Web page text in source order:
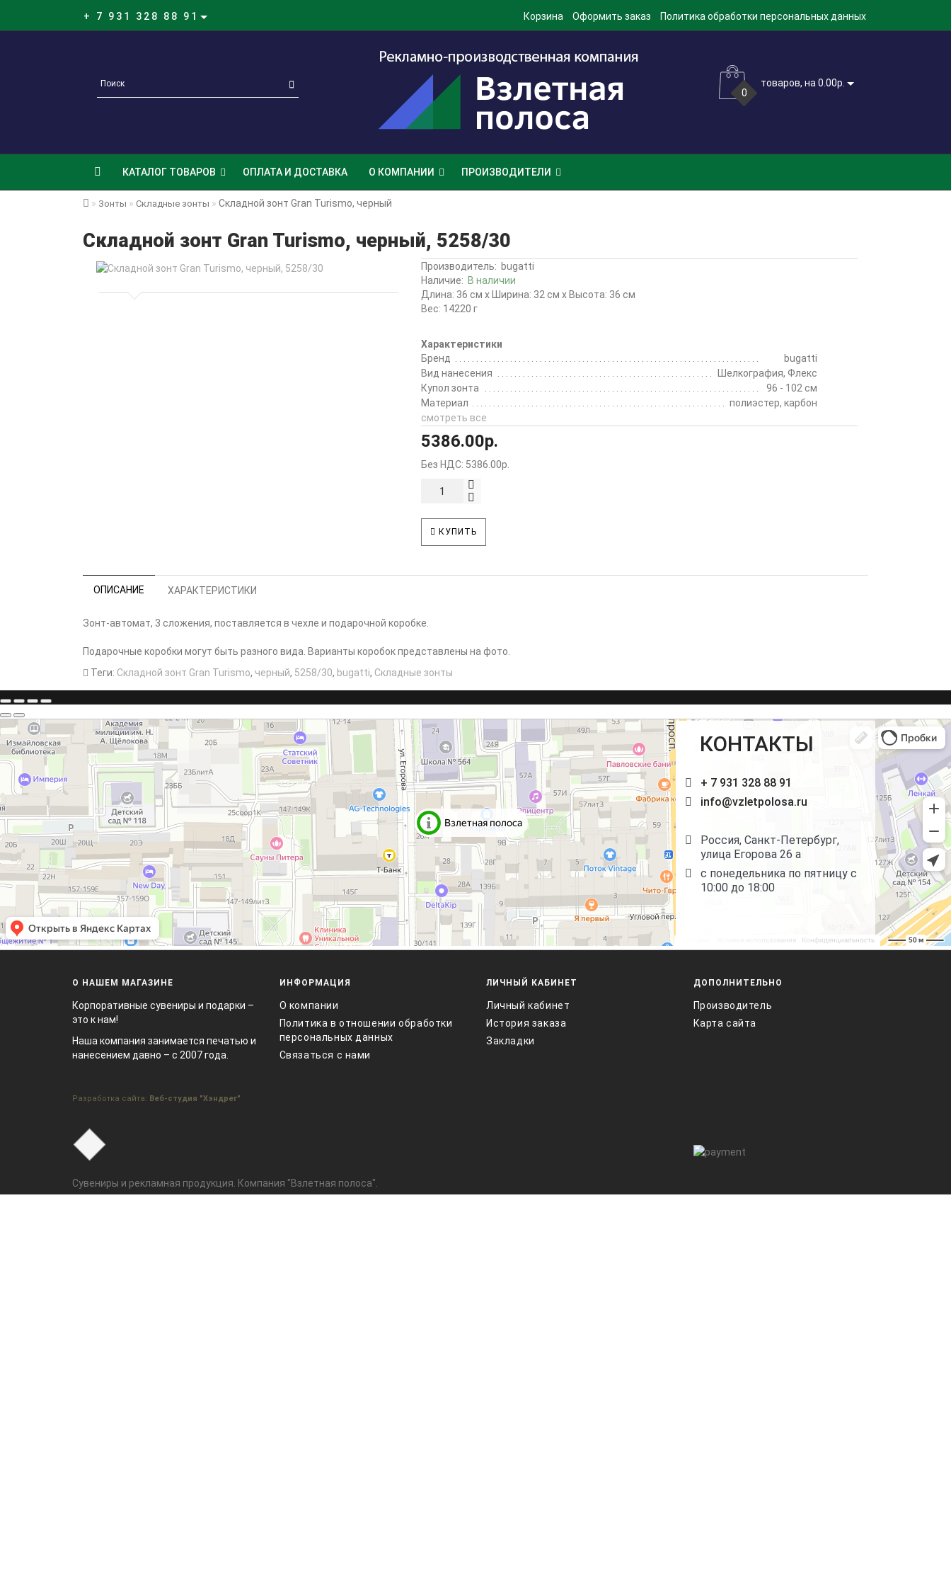
+ 7 931 328 88 91 Корзина Оформить заказ Политика обработки персональных данных
0
товаров, на 0.00р.
КАТАЛОГ ТОВАРОВ ОПЛАТА И ДОСТАВКА О КОМПАНИИ ПРОИЗВОДИТЕЛИ
Зонты Складные зонты Складной зонт Gran Turismo, черный
Складной зонт Gran Turismo, черный, 5258/30
Производитель: bugatti
Наличие: В наличии
Длина: 36 см x Ширина: 32 см x Высота: 36 см
Вес: 14220 г
Характеристики
Бренд
bugatti
Вид нанесения
Шелкография, Флекс
Купол зонта
96 - 102 см
Материал
полиэстер, карбон
смотреть все
5386.00р.
Без НДС: 5386.00р.
КУПИТЬ
ОПИСАНИЕ ХАРАКТЕРИСТИКИ
Зонт-автомат, 3 сложения, поставляется в чехле и подарочной коробке.
Подарочные коробки могут быть разного вида. Варианты коробок представлены на фото.
Теги: Складной зонт Gran Turismo, черный, 5258/30, bugatti, Складные зонты
КОНТАКТЫ
+ 7 931 328 88 91
info@vzletpolosa.ru
Россия, Санкт-Петербург,
улица Егорова 26 а
с понедельника по пятницу с
10:00 до 18:00
О НАШЕМ МАГАЗИНЕ
Корпоративные сувениры и подарки –
это к нам!
Наша компания занимается печатью и
нанесением давно – с 2007 года.
Разработка сайта: Веб-студия "Хэндрег"
ИНФОРМАЦИЯ
О компании
Политика в отношении обработки
персональных данных
Связаться с нами
ЛИЧНЫЙ КАБИНЕТ
Личный кабинет
История заказа
Закладки
ДОПОЛНИТЕЛЬНО
Производитель
Карта сайта
Сувениры и рекламная продукция. Компания "Взлетная полоса".